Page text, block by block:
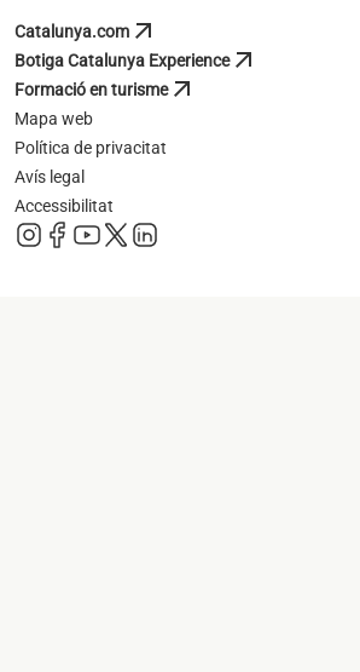
Catalunya.com arrow_outward
s'obre en una pestanya nova
Botiga Catalunya Experiencearrow_outward
s'obre en una pestanya nova
Formació en turismearrow_outward
s'obre en una pestanya nova
Mapa web
Política de privacitat
Avís legal
Accessibilitat